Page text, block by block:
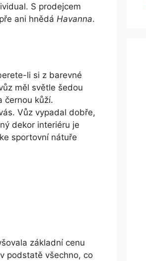
S prodejcem
ani hnědá Havanna.
li si z barevné
měl světle šedou
černou kůží.
Vůz vypadal dobře,
dekor interiéru je
sportovní nátuře
základní cenu
podstatě všechno, co